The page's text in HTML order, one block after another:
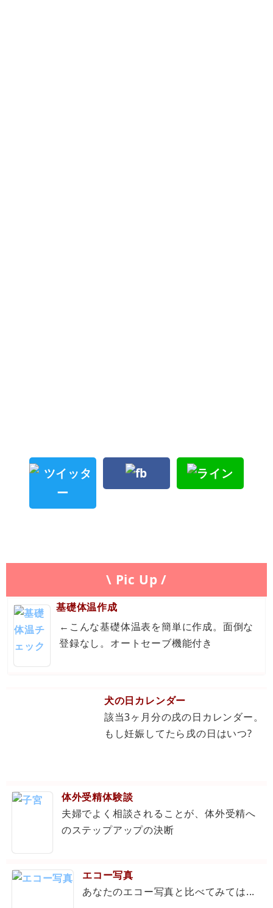
\ Pic Up /
基礎体温作成
←こんな基礎体温表を簡単に作成。面倒な
登録なし。オートセーブ機能付き
犬の日カレンダー
該当3ヶ月分の戌の日カレンダー。
もし妊娠してたら戌の日はいつ?
体外受精体験談
夫婦でよく相談されることが、体外受精へ
のステップアップの決断
エコー写真
あなたのエコー写真と比べてみては...